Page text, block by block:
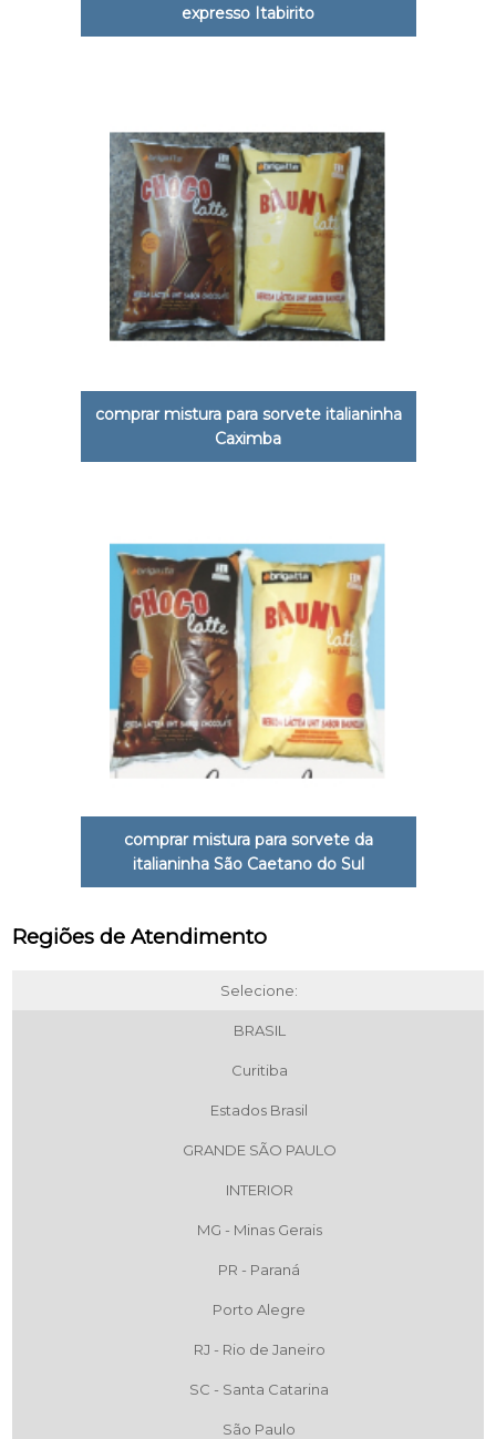
expresso Itabirito
comprar mistura para sorvete italianinha
Caximba
comprar mistura para sorvete da
italianinha São Caetano do Sul
Regiões de Atendimento
Selecione:
BRASIL
Curitiba
Estados Brasil
GRANDE SÃO PAULO
INTERIOR
MG - Minas Gerais
PR - Paraná
Porto Alegre
RJ - Rio de Janeiro
SC - Santa Catarina
São Paulo